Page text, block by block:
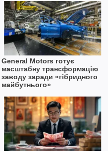
General Motors готує
масштабну трансформацію
заводу заради «гібридного
майбутнього»